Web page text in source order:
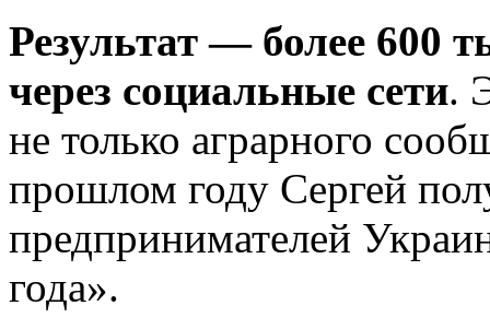
Результат — более 600
через социальные сети.
не только аграрного
прошлом году Сергей
предпринимателей
года».